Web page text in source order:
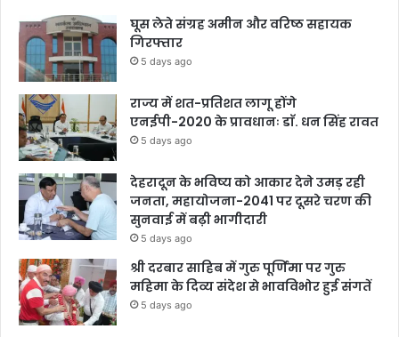
घूस लेते संग्रह अमीन और वरिष्ठ सहायक
गिरफ्तार
5 days ago
राज्य में शत-प्रतिशत लागू होंगे
एनईपी-2020 के प्रावधानः डाॅ. धन सिंह रावत
5 days ago
देहरादून के भविष्य को आकार देने उमड़ रही
जनता, महायोजना-2041 पर दूसरे चरण की
सुनवाई में बढ़ी भागीदारी
5 days ago
श्री दरबार साहिब में गुरु पूर्णिमा पर गुरु
महिमा के दिव्य संदेश से भावविभोर हुई संगतें
5 days ago